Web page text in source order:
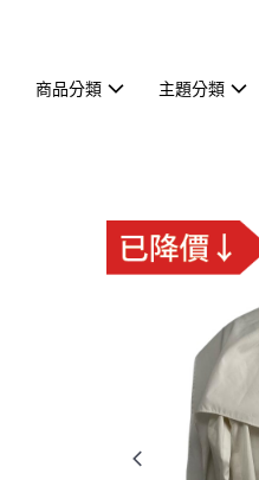
商品分類 主題分類